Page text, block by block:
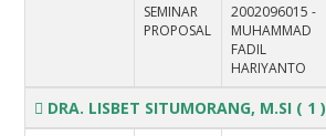
SEMINAR
PROPOSAL
2002096015 -
MUHAMMAD
FADIL
HARIYANTO
DRA. LISBET SITUMORANG, M.SI ( 1 )